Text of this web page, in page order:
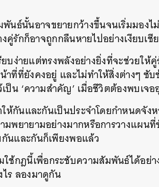
นธ์นั้นอาจขยายกว้างขึ้นจนเริ่มมองไ
คู่รักก็อาจถูกกลืนหายไปอย่างเงียบเชี
บง่ายแต่ทรงพลังอย่างยิ่งที่จะช่วยให้
ที่ที่ยังคงอยู่ และไม่ทำให้สิ่งต่างๆ ซับ
น ‘ความสำคัญ’ เมื่อชีวิตต้องพบเจอ
ห้กันและกันเป็นประจำโดยกำหนดจัง
พยายามอย่างมากหรือการวางแผน
นและกันก็เพียงพอแล้ว
ช้กฎนี้เพื่อกระชับความสัมพันธ์ได้อย่า
ร ลองมาดูกัน